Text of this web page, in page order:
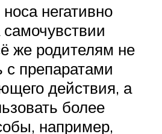
негативно
же родителям не
с препаратами
действия, а
более
например,